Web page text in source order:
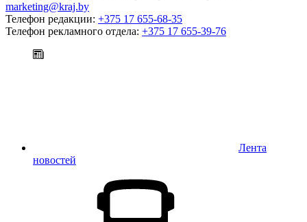
marketing@kraj.by
Телефон редакции: +375 17 655-68-35
Телефон рекламного отдела: +375 17 655-39-76
Лента
новостей